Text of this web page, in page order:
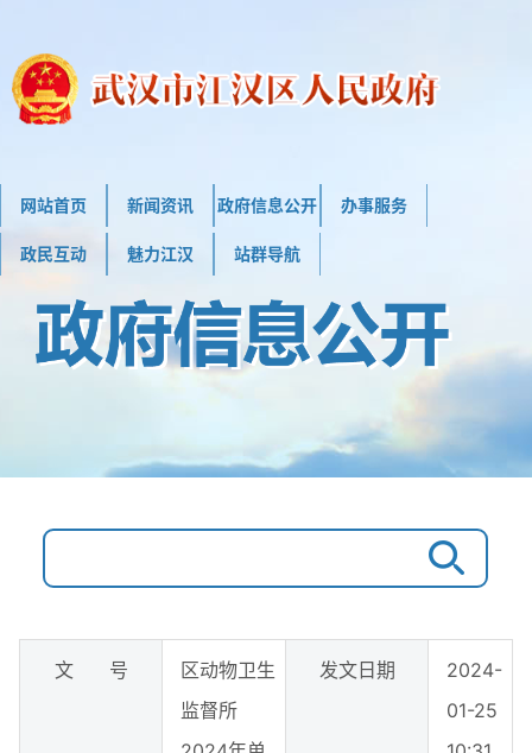
网站首页 新闻资讯 政府信息公开 办事服务
政民互动 魅力江汉 站群导航
文 号
区动物卫生
监督所
发文日期
2024-
01-25